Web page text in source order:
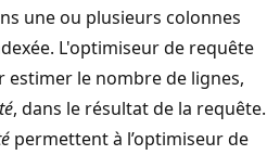
une ou plusieurs colonnes
L'optimiseur de requête
estimer le nombre de lignes,
, dans le résultat de la requête.
permettent à l’optimiseur de